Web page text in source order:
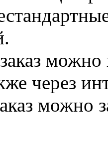
можно
через
можно